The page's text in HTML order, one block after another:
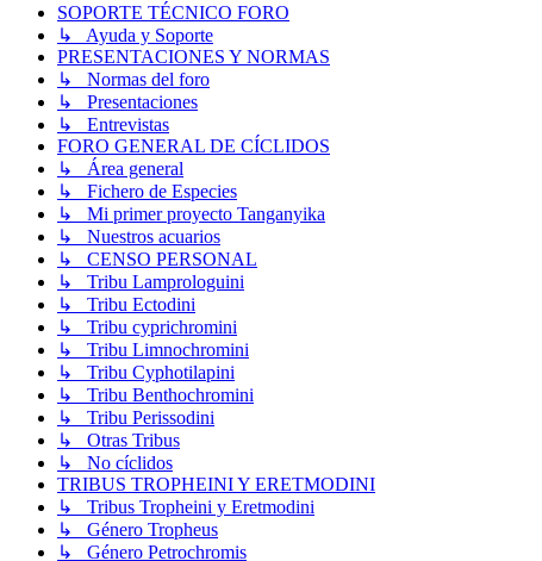
SOPORTE TÉCNICO FORO
↳ Ayuda y Soporte
PRESENTACIONES Y NORMAS
↳ Normas del foro
↳ Presentaciones
↳ Entrevistas
FORO GENERAL DE CÍCLIDOS
↳ Área general
↳ Fichero de Especies
↳ Mi primer proyecto Tanganyika
↳ Nuestros acuarios
↳ CENSO PERSONAL
↳ Tribu Lamprologuini
↳ Tribu Ectodini
↳ Tribu cyprichromini
↳ Tribu Limnochromini
↳ Tribu Cyphotilapini
↳ Tribu Benthochromini
↳ Tribu Perissodini
↳ Otras Tribus
↳ No cíclidos
TRIBUS TROPHEINI Y ERETMODINI
↳ Tribus Tropheini y Eretmodini
↳ Género Tropheus
↳ Género Petrochromis